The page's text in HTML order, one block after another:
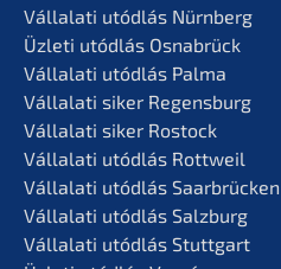
Vállala­ti utódlás Nürnberg
Üzleti utódlás Osnabrück
Vállala­ti utódlás Palma
Vállala­ti siker Regensburg
Vállala­ti siker Rostock
Vállala­ti utódlás Rottweil
Vállala­ti utódlás Saarbrücken
Vállala­ti utódlás Salzburg
Vállala­ti utódlás Stuttgart